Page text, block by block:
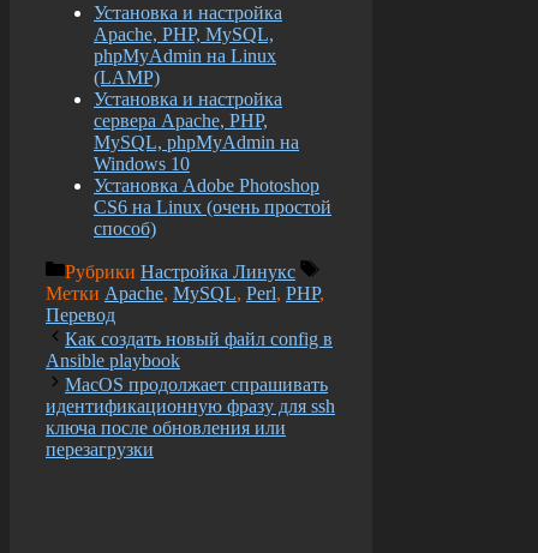
Установка и настройка
Apache, PHP, MySQL,
phpMyAdmin на Linux
(LAMP)
Установка и настройка
сервера Apache, PHP,
MySQL, phpMyAdmin на
Windows 10
Установка Adobe Photoshop
CS6 на Linux (очень простой
способ)
Рубрики Настройка Линукс
Метки Apache, MySQL, Perl, PHP,
Перевод
Как создать новый файл config в
Ansible playbook
MacOS продолжает спрашивать
идентификационную фразу для ssh
ключа после обновления или
перезагрузки